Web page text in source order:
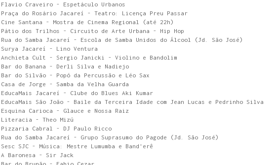
Craveiro - Espetáculo Urbanos
do Rosário Jacareí - Teatro: Licença Preu Passar
Santana - Mostra de Cinema Regional (até 22h)
dos Trilhos - Circuito de Arte Urbana - Hip Hop
do Samba Jacareí - Escola de Samba Unidos do Álcool (Jd. São José)
Jacareí - Lino Ventura
Cult - Sergio Janicki - Violino e Bandolim
do Banana - Derli Silva e Nadiejo
do Silvão - Popó da Percussão e Léo Sax
de Jorge - Samba da Velha Guarda
Jacareí - Clube do Blues Aki Kumar
São João - Baile da Terceira Idade com Jean Lucas e Pedrinho Silva
Carioca - Glauce e Nossa Raiz
- Theo Mizú
Cabral - DJ Paulo Ricco
do Samba Jacareí - Grupo Suprasumo do Pagode (Jd. São José)
SJC - Música: Mestre Lumumba e Band'erê
Baronesa - Sir Jack